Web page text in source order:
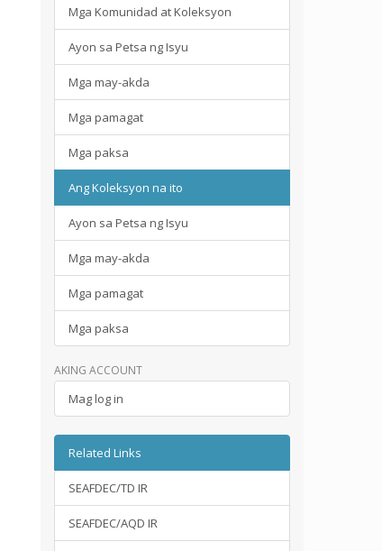
Mga Komunidad at Koleksyon
Ayon sa Petsa ng Isyu
Mga may-akda
Mga pamagat
Mga paksa
Ang Koleksyon na ito
Ayon sa Petsa ng Isyu
Mga may-akda
Mga pamagat
Mga paksa
AKING ACCOUNT
Mag log in
Related Links
SEAFDEC/TD IR
SEAFDEC/AQD IR